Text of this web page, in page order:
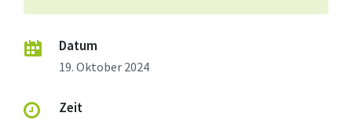
Datum
19. Oktober 2024
Zeit